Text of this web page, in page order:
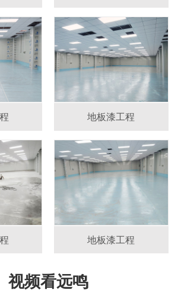
地板漆工程
地板漆工程
视频看远鸣